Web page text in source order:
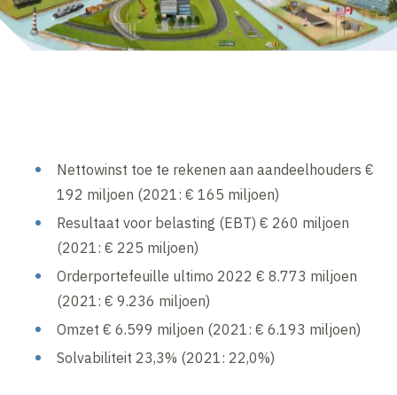
Nettowinst toe te rekenen aan aandeelhouders €
192 miljoen (2021: € 165 miljoen)
Resultaat voor belasting (EBT) € 260 miljoen
(2021: € 225 miljoen)
Orderportefeuille ultimo 2022 € 8.773 miljoen
(2021: € 9.236 miljoen)
Omzet € 6.599 miljoen (2021: € 6.193 miljoen)
Solvabiliteit 23,3% (2021: 22,0%)